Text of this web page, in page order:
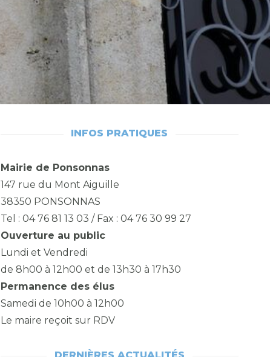
INFOS PRATIQUES
Mairie de Ponsonnas
147 rue du Mont Aiguille
38350 PONSONNAS
Tel : 04 76 81 13 03 / Fax : 04 76 30 99 27
Ouverture au public
Lundi et Vendredi
de 8h00 à 12h00 et de 13h30 à 17h30
Permanence des élus
Samedi de 10h00 à 12h00
Le maire reçoit sur RDV